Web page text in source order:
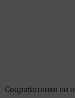
Соцработники ни